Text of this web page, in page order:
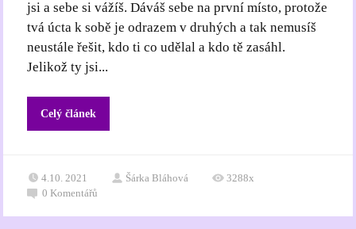
jsi a sebe si vážíš. Dáváš sebe na první místo, protože
tvá úcta k sobě je odrazem v druhých a tak nemusíš
neustále řešit, kdo ti co udělal a kdo tě zasáhl.
Jelikož ty jsi...
Celý článek
4.10. 2021 Šárka Bláhová
3288x
0Komentářů